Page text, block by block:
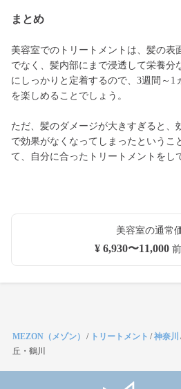
まとめ
美容室でのトリートメントは、髪の表
でなく、髪内部にまで浸透して栄養分
にしっかりと定着するので、3週間～1
を楽しめることでしょう。
ただ、髪のダメージが大きすぎると、
で効果がなくなってしまったというこ
て、自分に合ったトリートメントをし
美容室の通常
¥ 6,930〜11,000前
MEZON（メゾン） / トリートメント /神奈川
丘・鶴川